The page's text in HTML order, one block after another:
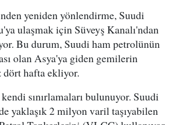
yeniden yönlendirme, Suudi
ulaşmak için Süveyş Kanalı'ndan
Bu durum, Suudi ham petrolünün
olan Asya'ya giden gemilerin
dört hafta ekliyor.
sınırlamaları bulunuyor. Suudi
yaklaşık 2 milyon varil taşıyabilen